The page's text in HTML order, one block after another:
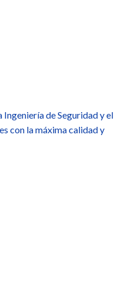
Ingeniería de Seguridad y el
con la máxima calidad y